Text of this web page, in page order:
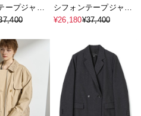
ープジャケ
シフォンテープジャケ
ット
¥26,180¥37,400